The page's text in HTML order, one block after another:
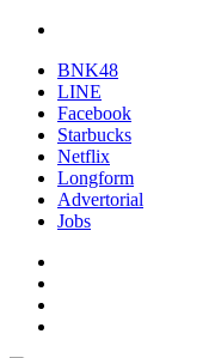
BNK48
LINE
Facebook
Starbucks
Netflix
Longform
Advertorial
Jobs